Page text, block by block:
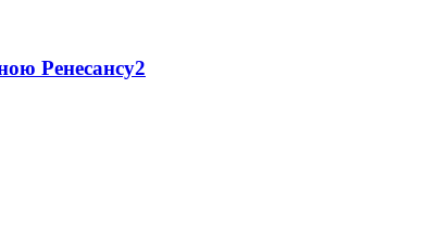
Ренесансу2